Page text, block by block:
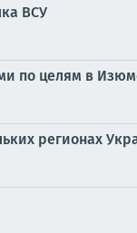
ВСУ
по целям в
регионах